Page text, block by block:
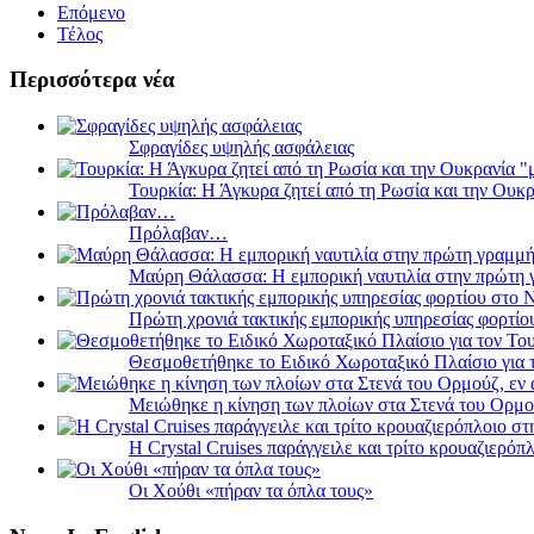
Επόμενο
Τέλος
Περισσότερα νέα
Σφραγίδες υψηλής ασφάλειας
Τουρκία: Η Άγκυρα ζητεί από τη Ρωσία και την
Πρόλαβαν…
Μαύρη Θάλασσα: Η εμπορική ναυτιλία στην πρώτη
Πρώτη χρονιά τακτικής εμπορικής υπηρεσίας
Θεσμοθετήθηκε το Ειδικό Χωροταξικό Πλαίσιο για
Μειώθηκε η κίνηση των πλοίων στα Στενά του
Η Crystal Cruises παράγγειλε και τρίτο
Οι Χούθι «πήραν τα όπλα τους»